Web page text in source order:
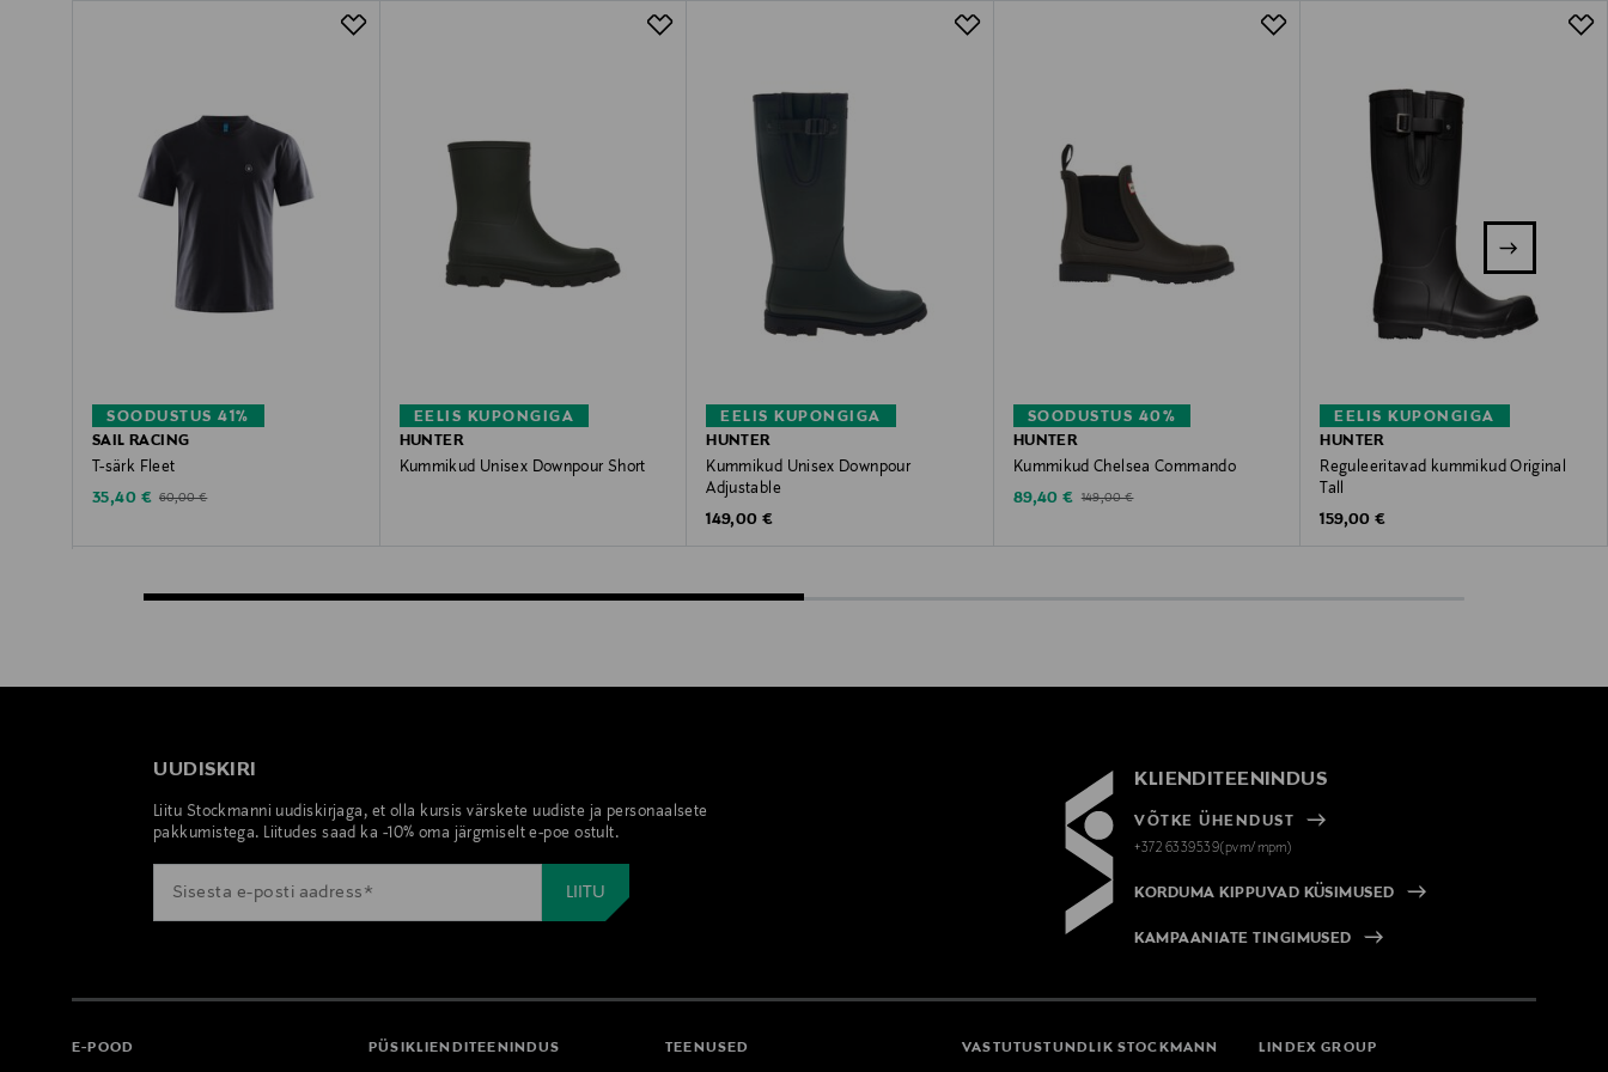
SOODUSTUS 41%
SAIL RACING
T-särk Fleet
Discounted Price
35,40 € Original Price
60,00 €
EELIS KUPONGIGA
HUNTER
Kummikud Unisex Downpour Short
EELIS KUPONGIGA
HUNTER
Kummikud Unisex Downpour
Adjustable
Original Price
149,00 €
SOODUSTUS 40%
HUNTER
Kummikud Chelsea Commando
Discounted Price
89,40 € Original Price
149,00 €
EELIS KUPONGIGA
HUNTER
Reguleeritavad kummikud Original
Tall
Original Price
159,00 €
UUDISKIRI
Liitu Stockmanni uudiskirjaga, et olla kursis värskete uudiste ja personaalsete
pakkumistega. Liitudes saad ka -10% oma järgmiselt e-poe ostult.
KLIENDITEENINDUS
VÕTKE ÜHENDUST
+372 6339539(pvm/mpm)
KORDUMA KIPPUVAD KÜSIMUSED
KAMPAANIATE TINGIMUSED
E-POOD PÜSIKLIENDITEENINDUS TEENUSED VASTUTUSTUNDLIK STOCKMANN LINDEX GROUP